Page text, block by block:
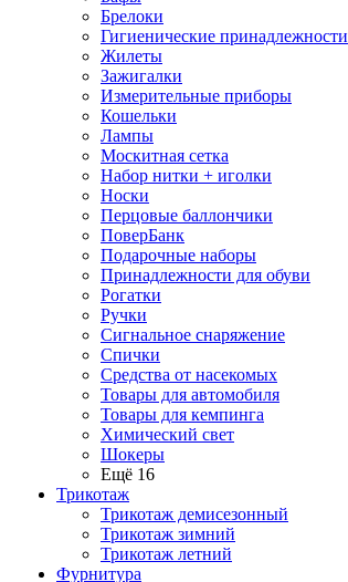
Брелоки
Гигиенические принадлежности
Жилеты
Зажигалки
Измерительные приборы
Кошельки
Лампы
Москитная сетка
Набор нитки + иголки
Носки
Перцовые баллончики
ПоверБанк
Подарочные наборы
Принадлежности для обуви
Рогатки
Ручки
Сигнальное снаряжение
Спички
Средства от насекомых
Товары для автомобиля
Товары для кемпинга
Химический свет
Шокеры
Ещё 16
Трикотаж
Трикотаж демисезонный
Трикотаж зимний
Трикотаж летний
Фурнитура